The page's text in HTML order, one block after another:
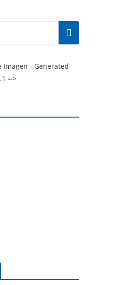
Imagen - Generated
-->